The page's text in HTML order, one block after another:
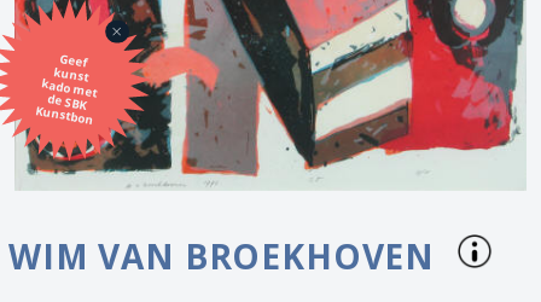
Geef
kunst
kado met
de SBK
Kunstbon
WIM VAN BROEKHOVEN